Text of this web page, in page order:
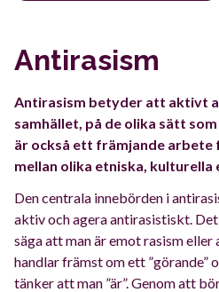
Antirasism
Antirasism betyder att aktivt
samhället, på de olika sätt
är också ett främjande
mellan olika etniska,
Den centrala innebörden i
aktiv och agera antirasistiskt.
säga att man är emot rasism eller
handlar främst om ett ”görande”
tänker att man ”är”. Genom att